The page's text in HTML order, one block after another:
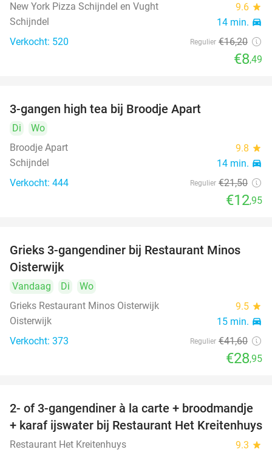
New York Pizza Schijndel en Vught
9.6 star
Schijndel 14 min. directions_car
Verkocht: 520 Regulier €16,20
€8,49
3-gangen high tea bij Broodje Apart
Di
Wo
Broodje Apart
9.8 star
Schijndel 14 min. directions_car
Verkocht: 444 Regulier €21,50
€12,95
30%
Grieks 3-gangendiner bij Restaurant Minos
Oisterwijk
Vandaag Di
Wo
Grieks Restaurant Minos Oisterwijk
9.5 star
Oisterwijk 15 min. directions_car
Verkocht: 373 Regulier €41,60
€28,95
38%
2- of 3-gangendiner à la carte + broodmandje
+ karaf ijswater bij Restaurant Het Kreitenhuys
Restaurant Het Kreitenhuys 9.3 star